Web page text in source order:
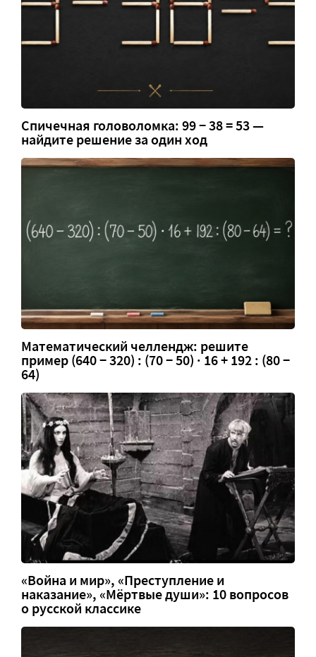
Спичечная головоломка: 99 − 38 = 53 —
найдите решение за один ход
Математический челлендж: решите
пример (640 − 320) : (70 − 50) · 16 + 192 : (80 −
64)
«Война и мир», «Преступление и
наказание», «Мёртвые души»: 10 вопросов
о русской классике